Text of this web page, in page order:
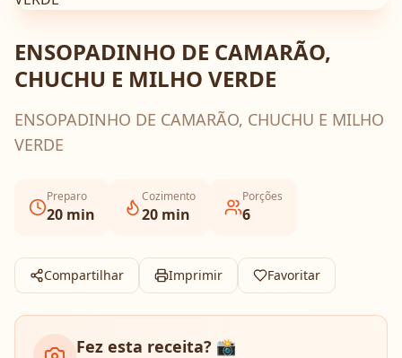
ENSOPADINHO DE CAMARÃO,
CHUCHU E MILHO VERDE
ENSOPADINHO DE CAMARÃO, CHUCHU E MILHO
VERDE
Preparo
20 min
Cozimento
20 min
Porções
6
Compartilhar Imprimir Favoritar
Fez esta receita? 📸